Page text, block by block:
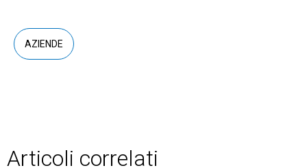
AZIENDE
Articoli correlati